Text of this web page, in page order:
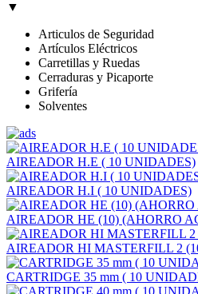
▼
Articulos de Seguridad
Artículos Eléctricos
Carretillas y Ruedas
Cerraduras y Picaporte
Grifería
Solventes
AIREADOR H.E ( 10 UNIDADES)
AIREADOR H.I ( 10 UNIDADES)
AIREADOR HE (10) (AHORRO
AIREADOR HI MASTERFILL 2
CARTRIDGE 35 mm ( 10